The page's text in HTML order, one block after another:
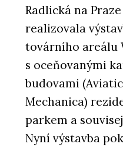
Radlická na
realizovala
továrního areálu
s oceňovanými
budovami
Mechanica)
parkem a
Nyní výstavba